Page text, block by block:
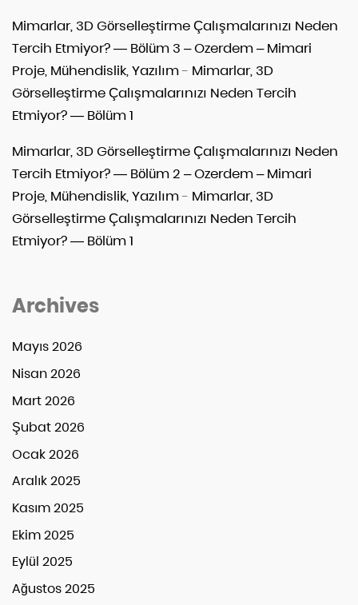
Mimarlar, 3D Görselleştirme Çalışmalarınızı Neden
Tercih Etmiyor? — Bölüm 3 – Ozerdem – Mimari
Proje, Mühendislik, Yazılım- Mimarlar, 3D
Görselleştirme Çalışmalarınızı Neden Tercih
Etmiyor? — Bölüm 1
Mimarlar, 3D Görselleştirme Çalışmalarınızı Neden
Tercih Etmiyor? — Bölüm 2 – Ozerdem – Mimari
Proje, Mühendislik, Yazılım- Mimarlar, 3D
Görselleştirme Çalışmalarınızı Neden Tercih
Etmiyor? — Bölüm 1
Archives
Mayıs 2026
Nisan 2026
Mart 2026
Şubat 2026
Ocak 2026
Aralık 2025
Kasım 2025
Ekim 2025
Eylül 2025
Ağustos 2025